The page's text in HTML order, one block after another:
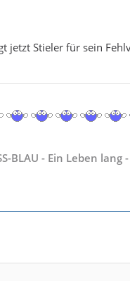
jetzt Stieler für sein
BLAU - Ein Leben lang